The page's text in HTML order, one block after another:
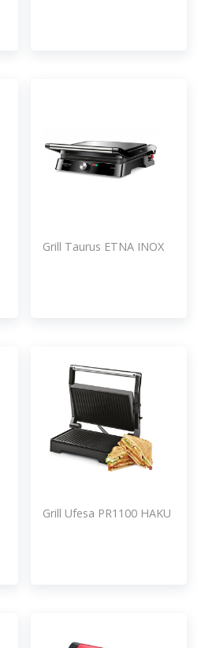
Grill Taurus ETNA INOX
Grill Ufesa PR1100 HAKU